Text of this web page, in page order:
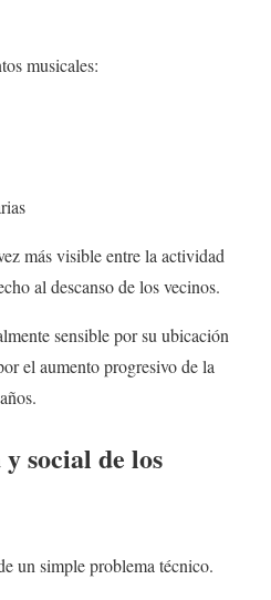
musicales:
más visible entre la actividad
al descanso de los vecinos.
sensible por su ubicación
el aumento progresivo de la
social de los
un simple problema técnico.